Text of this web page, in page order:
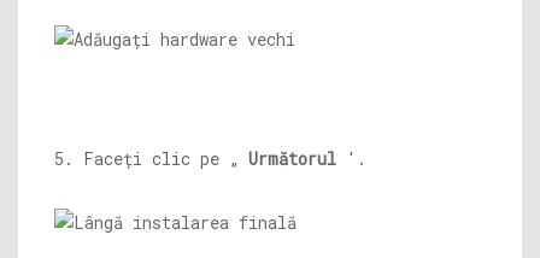
5. Faceți clic pe „ Următorul '.